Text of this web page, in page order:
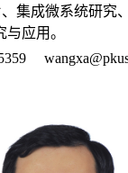
集成微系统研究
应用。